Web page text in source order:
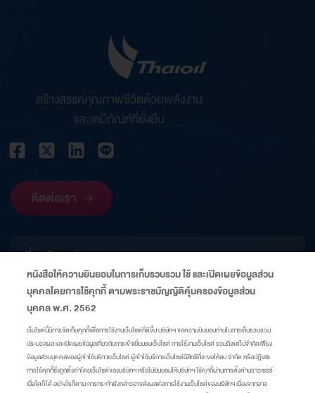
สร้างสรรค์คุณภาพชีวิตด้วยพลังงาน
และเคมีภัณฑ์ที่ยั่งยืน
ติดต่อเรา
เกี่ยวกับองค์กร
ข้อมูลที่เกี่ยวข้อง
ลิงก์
หนังสือให้ความยินยอมในการเก็บรวบรวม ใช้ และเปิดเผยข้อมูลส่วน
บุคคลโดยการใช้คุกกี้ ตามพระราชบัญญัติคุ้มครองข้อมูลส่วน
บุคคล พ.ศ. 2562
เว็บไซต์นี้มีการจัดเก็บคุกกี้เพื่อการใช้งานเว็บไซต์ที่ดีขึ้น บริษัทฯ ขอความยินยอมท่านในการเก็บรวบรวม
ประมวลผล และเปิดเผยข้อมูลเกี่ยวกับการเข้าเยี่ยมชมเว็บไซต์ การใช้งานเว็บไซต์ รวมถึงแต่ไม่จำกัดเพียง
ข้อมูลส่วนบุคคลของผู้เข้าใช้บริการเว็บไซต์ ผู้เข้าใช้บริการเว็บไซต์มีสิทธิที่จะขอให้ลบ จำกัด หรือปฏิเสธ
การใช้คุกกี้ซึ่งถูกตั้งค่าโดยเว็บไซต์ของบริษัทฯ หรือไม่ยินยอมให้บริษัทฯ ใช้คุกกี้ผ่านการตั้งค่าบราวเซอร์
เมื่อใดก็ได้ อย่างไรก็ตาม การกระทำดังกล่าวอาจส่งผลต่อการใช้งานเว็บไซต์ของบริษัทฯ เนื่องจากอาจ